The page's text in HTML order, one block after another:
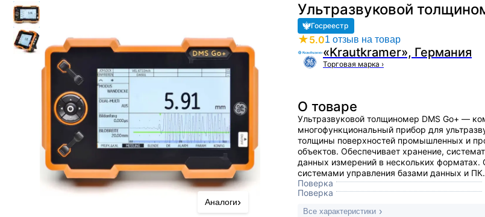
Ультразвуковой
Госреестр
★5.01 отзыв на товар
«Krautkramer», Германия
Торговая марка ›
Аналоги›
О товаре
Ультразвуковой толщиномер DMS Go+ —
многофункциональный прибор для
толщины поверхностей промышленных и
объектов. Обеспечивает хранение,
данных измерений в нескольких форматах.
системами управления базами данных и ПК.
Поверка
Поверка
Все характеристики